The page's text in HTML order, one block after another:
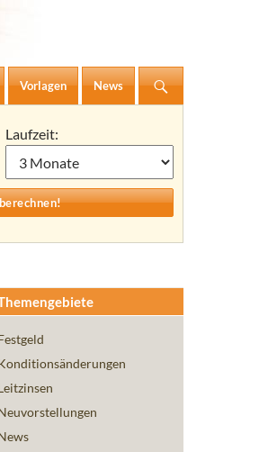
Vorlagen News
Laufzeit: